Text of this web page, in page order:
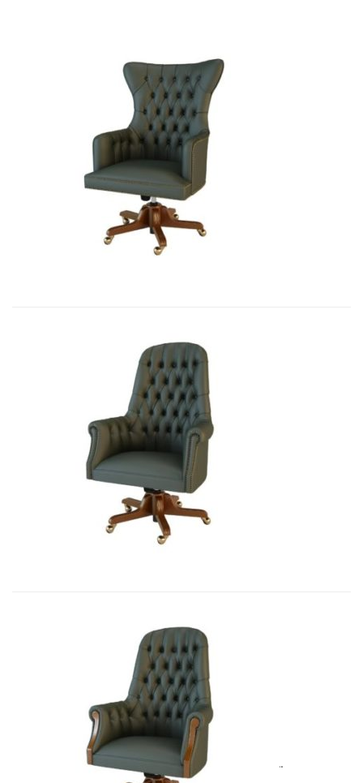
Art&Moble 01001 Кресло руководи...
7 355,88€
Art&Moble 01012 Кресло руководи...
7 541,10€
Art&Moble 01012B Кресло руковод�...